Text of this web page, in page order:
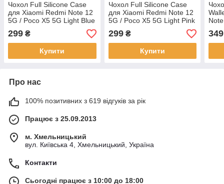
Чохол Full Silicone Case
для Xiaomi Redmi Note 12
5G / Poco X5 5G Light Blue
299 ₴
Купити
Чохол Full Silicone Case
для Xiaomi Redmi Note 12
5G / Poco X5 5G Light Pink
299₴
Купити
Pro
349
Про нас
100% позитивних з 619 відгуків за рік
Працює з 25.09.2013
м. Хмельницький
вул. Київська 4, Хмельницький, Україна
Контакти
Сьогодні працює з 10:00 до 18:00